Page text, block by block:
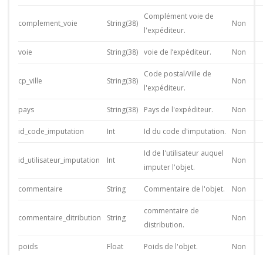
complement_voie String(38)
Complément voie de
l'expéditeur.
Non
voie String(38) voie de l’expéditeur. Non
cp_ville String(38)
Code postal/Ville de
l'expéditeur.
Non
pays String(38) Pays de l'expéditeur. Non
id_code_imputation Int Id du code d'imputation. Non
id_utilisateur_imputation Int
Id de l'utilisateur auquel
imputer l'objet.
Non
commentaire String Commentaire de l'objet. Non
commentaire_ditribution String
commentaire de
distribution.
Non
poids Float Poids de l'objet. Non